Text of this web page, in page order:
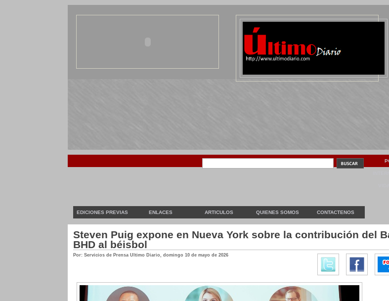
EDICIONES PREVIAS ENLACES ARTICULOS QUIENES SOMOS CONTACTENOS
Steven Puig expone en Nueva York sobre la contribución del
BHD al béisbol
Por: Servicios de Prensa Ultimo Diario, domingo 10 de mayo de 2026